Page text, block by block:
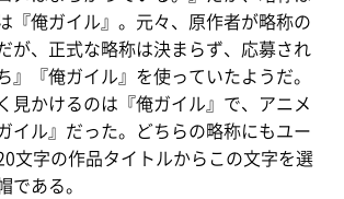
『俺ガイル』。元々、原作者が略称の
が、正式な略称は決まらず、応募され
』『俺ガイル』を使っていたようだ。
見かけるのは『俺ガイル』で、アニメ
イル』だった。どちらの略称にもユー
文字の作品タイトルからこの文字を選
である。